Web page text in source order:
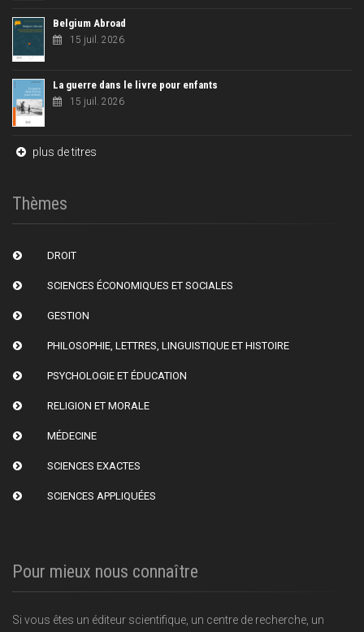
Belgium Abroad
15 juil. 2026
La guerre dans le livre pour enfants
15 juil. 2026
plus de titres
Thèmes
DROIT
SCIENCES ÉCONOMIQUES ET SOCIALES
GESTION
PHILOSOPHIE, LETTRES, LINGUISTIQUE ET HISTOIRE
PSYCHOLOGIE ET ÉDUCATION
RELIGION ET MORALE
MÉDECINE
SCIENCES EXACTES
SCIENCES APPLIQUÉES
Pour mieux nous connaître
Si vous êtes un éditeur scientifique, un centre de recherche, un